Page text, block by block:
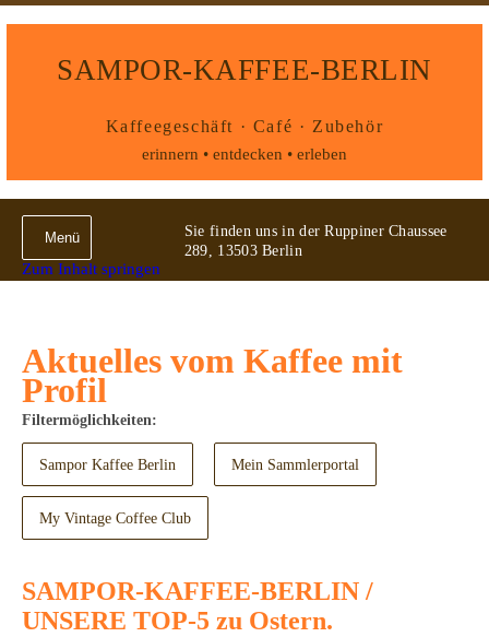
SAMPOR-KAFFEE-BERLIN
Kaffeegeschäft · Café · Zubehör
erinnern • entdecken • erleben
Menü
Zum Inhalt springen
Sie finden uns in der Ruppiner Chaussee
289, 13503 Berlin
Aktuelles vom Kaffee mit
Profil
Filtermöglichkeiten:
Sampor Kaffee Berlin Mein Sammlerportal
My Vintage Coffee Club
SAMPOR-KAFFEE-BERLIN /
UNSERE TOP-5 zu Ostern.